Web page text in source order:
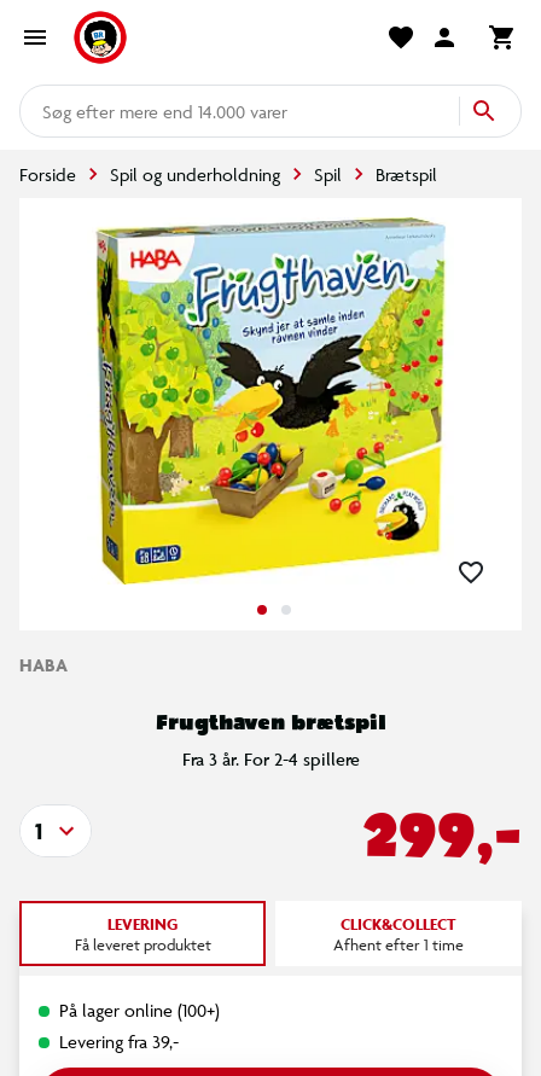
mere end 14.000 varer
Forside Spil og underholdning Spil Brætspil
HABA
Frugthaven brætspil
Fra 3 år. For 2-4 spillere
299,-
1
LEVERING
Få leveret produktet
CLICK&COLLECT
Afhent efter 1 time
På lager online (100+)
Levering fra 39,-